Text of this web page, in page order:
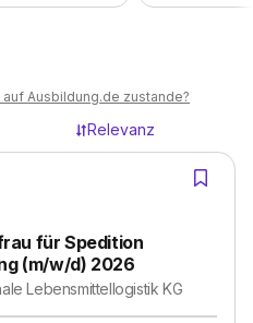
Ausbildung.de zustande?
Relevanz
für Spedition
(m/w/d) 2026
Lebensmittellogistik KG